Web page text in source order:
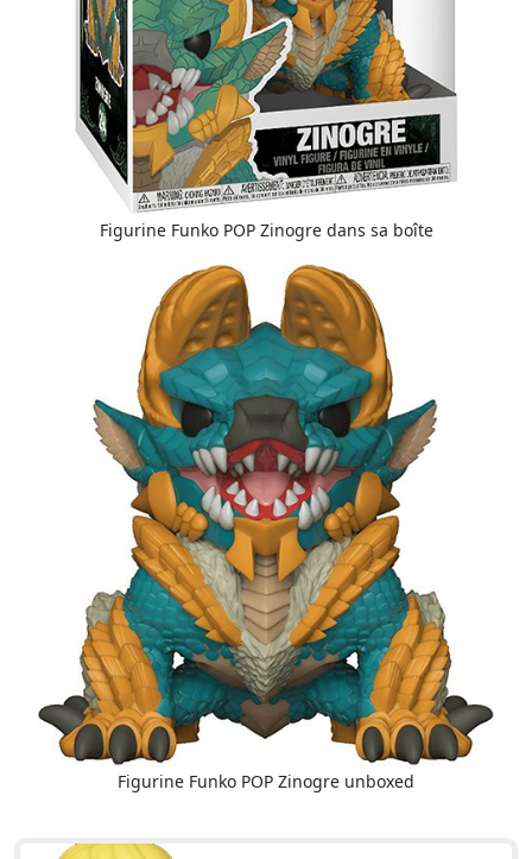
Figurine Funko POP Zinogre dans sa boîte
Figurine Funko POP Zinogre unboxed